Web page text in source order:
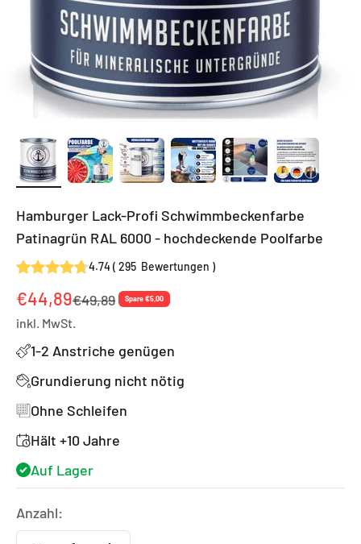
Hamburger Lack-Profi Schwimmbeckenfarbe
Patinagrün RAL 6000 - hochdeckende Poolfarbe
4.74( 295 Bewertungen )
Angebot
€44,89Regulärer Preis
€49,89 Spare €5,00
inkl. MwSt.
1-2 Anstriche genügen
Grundierung nicht nötig
Ohne Schleifen
Hält +10 Jahre
Auf Lager
Anzahl: